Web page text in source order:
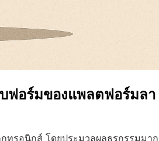
ฟอร์มของแพลตฟอร์มลา
กทรอนิกส์ โดยประมวลผลธุรกรรมมาก